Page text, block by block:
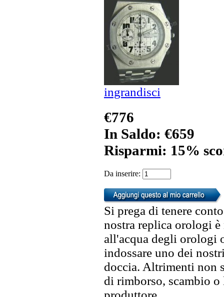
ingrandisci
€776
In Saldo: €659
Risparmi: 15%
Da inserire:
Si prega di tenere
nostra replica orologi
all'acqua degli orologi
indossare uno dei
doccia. Altrimenti non
di rimborso, scambio